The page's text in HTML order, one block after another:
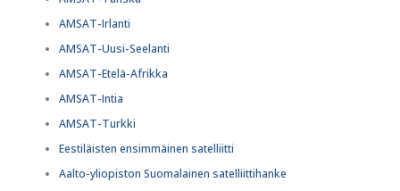
AMSAT-Irlanti
AMSAT-Uusi-Seelanti
AMSAT-Etelä-Afrikka
AMSAT-Intia
AMSAT-Turkki
Eestiläisten ensimmäinen satelliitti
Aalto-yliopiston Suomalainen satelliittihanke